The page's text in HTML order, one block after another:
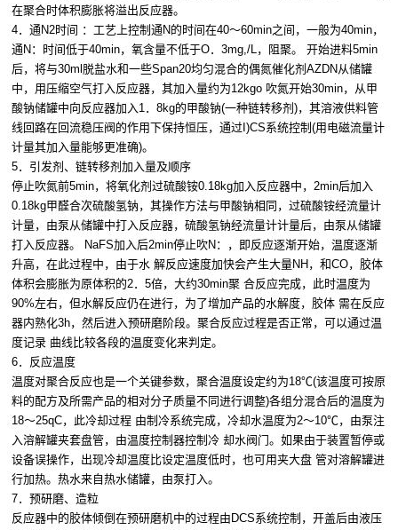
在聚合时体积膨胀将溢出反应器。
4．通N2时间 ：工艺上控制通N的时间在40～60min之间，一般为40min，
通N：时间低于40min，氧含量不低于O．3mg,/L，阻聚。 开始进料5min
后，将与30ml脱盐水和一些Span20均匀混合的偶氮催化剂AZDN从储罐
中，用压缩空气打入反应器，其加入量约为12kgo 吹氮开始30min，从甲
酸钠储罐中向反应器加入1．8kg的甲酸钠(一种链转移剂)，其溶液供料管
线回路在回流稳压阀的作用下保持恒压，通过I)CS系统控制(用电磁流量计
计量其加入量能够更准确)。
5．引发剂、链转移剂加入量及顺序
停止吹氮前5min，将氧化剂过硫酸铵0.18kg加入反应器中，2min后加入
0.18kg甲醛合次硫酸氢钠，其操作方法与甲酸钠相同，过硫酸铵经流量计
计量，由泵从储罐中打入反应器，硫酸氢钠经流量计计量后，由泵从储罐
打入反应器。 NaFS加入后2min停止吹N：，即反应逐渐开始，温度逐渐
升高，在此过程中，由于水 解反应速度加快会产生大量NH，和CO，胶体
体积会膨胀为原体积的2．5倍，大约30min聚 合反应完成，此时温度为
90%左右，但水解反应仍在进行，为了增加产品的水解度，胶体 需在反应
器内熟化3h，然后进入预研磨阶段。聚合反应过程是否正常，可以通过温
度记录 曲线比较各段的温度变化来判定。
6．反应温度
温度对聚合反应也是一个关键参数，聚合温度设定约为18℃(该温度可按原
料的配方及所需产品的相对分子质量不同进行调整)各组分混合后的温度为
18～25qC，此冷却过程 由制冷系统完成，冷却水温度为2～10℃，由泵注
入溶解罐夹套盘管，由温度控制器控制冷 却水阀门。如果由于装置暂停或
设备误操作，出现冷却温度比设定温度低时，也可用夹大盘 管对溶解罐进
行加热。热水来自热水储罐，由泵打入。
7．预研磨、造粒
反应器中的胶体倾倒在预研磨机中的过程由DCS系统控制，开盖后由液压